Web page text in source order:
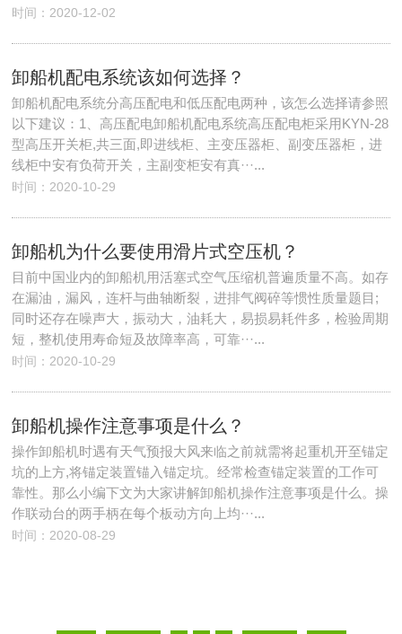
时间：2020-12-02
卸船机配电系统该如何选择？
卸船机配电系统分高压配电和低压配电两种，该怎么选择请参照
以下建议：1、高压配电卸船机配电系统高压配电柜采用KYN-28
型高压开关柜,共三面,即进线柜、主变压器柜、副变压器柜，进
线柜中安有负荷开关，主副变柜安有真···...
时间：2020-10-29
卸船机为什么要使用滑片式空压机？
目前中国业内的卸船机用活塞式空气压缩机普遍质量不高。如存
在漏油，漏风，连杆与曲轴断裂，进排气阀碎等惯性质量题目;
同时还存在噪声大，振动大，油耗大，易损易耗件多，检验周期
短，整机使用寿命短及故障率高，可靠···...
时间：2020-10-29
卸船机操作注意事项是什么？
操作卸船机时遇有天气预报大风来临之前就需将起重机开至锚定
坑的上方,将锚定装置锚入锚定坑。经常检查锚定装置的工作可
靠性。那么小编下文为大家讲解卸船机操作注意事项是什么。操
作联动台的两手柄在每个板动方向上均···...
时间：2020-08-29